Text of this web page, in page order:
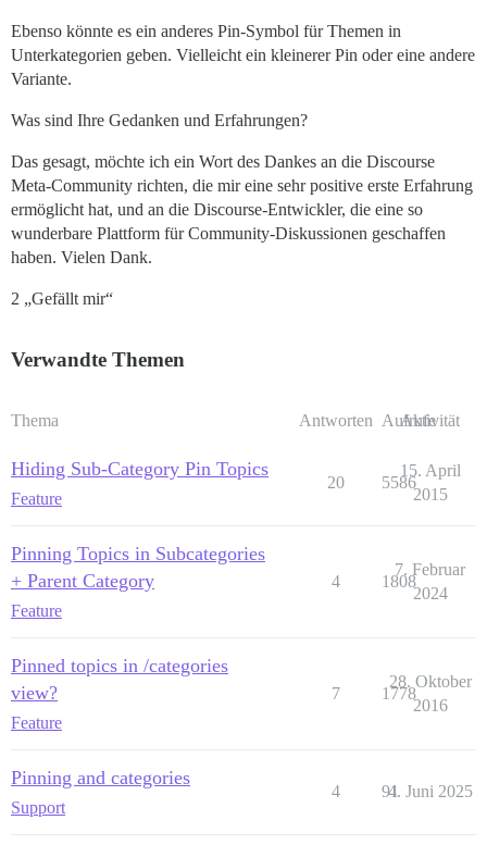
Ebenso könnte es ein anderes Pin-Symbol für Themen in
Unterkategorien geben. Vielleicht ein kleinerer Pin oder eine andere
Variante.
Was sind Ihre Gedanken und Erfahrungen?
Das gesagt, möchte ich ein Wort des Dankes an die Discourse
Meta-Community richten, die mir eine sehr positive erste Erfahrung
ermöglicht hat, und an die Discourse-Entwickler, die eine so
wunderbare Plattform für Community-Diskussionen geschaffen
haben. Vielen Dank.
2 „Gefällt mir“
Verwandte Themen
Thema Antworten Aufrufe
Aktivität
Hiding Sub-Category Pin Topics
Feature
20 5586
15. April
2015
Pinning Topics in Subcategories
+ Parent Category
Feature
4 1808
7. Februar
2024
Pinned topics in /categories
view?
Feature
7 1778
28. Oktober
2016
Pinning and categories
Support
4 91
4. Juni 2025